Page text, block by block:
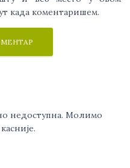
када коментаришем.
недоступна. Молимо